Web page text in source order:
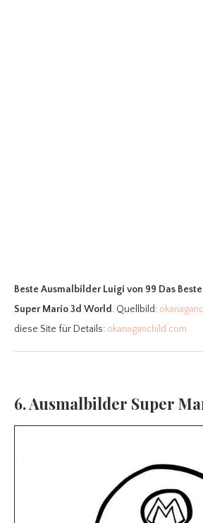
Beste Ausmalbilder Luigi von 99 Das
Super Mario 3d World. Quellbild:
diese Site für Details: okanaganchild.com
6. Ausmalbilder Super